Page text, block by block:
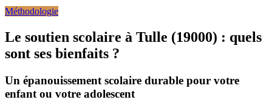
Méthodologie
Le soutien scolaire à Tulle (19000) : quels
sont ses bienfaits ?
Un épanouissement scolaire durable pour votre
enfant ou votre adolescent